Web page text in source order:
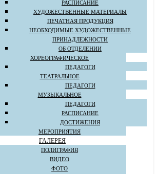
РАСПИСАНИЕ
ХУДОЖЕСТВЕННЫЕ МАТЕРИАЛЫ
ПЕЧАТНАЯ ПРОДУКЦИЯ
НЕОБХОДИМЫЕ ХУДОЖЕСТВЕННЫЕ
ПРИНАДЛЕЖНОСТИ
ОБ ОТДЕЛЕНИИ
ХОРЕОГРАФИЧЕСКОЕ
ПЕДАГОГИ
ТЕАТРАЛЬНОЕ
ПЕДАГОГИ
МУЗЫКАЛЬНОЕ
ПЕДАГОГИ
РАСПИСАНИЕ
ДОСТИЖЕНИЯ
МЕРОПРИЯТИЯ
ГАЛЕРЕЯ
ПОЛИГРАФИЯ
ВИДЕО
ФОТО